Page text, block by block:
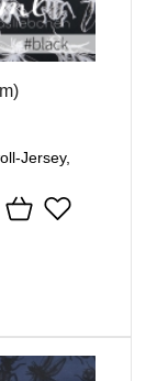
Jersey,